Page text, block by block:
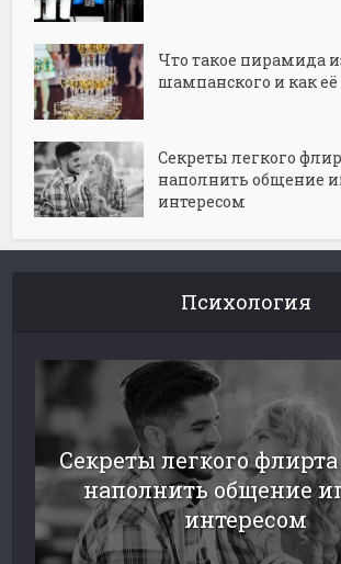
Что такое пирамида
шампанского и как
Секреты легкого
наполнить общение
интересом
Психология
Секреты легкого
наполнить общение
интересом